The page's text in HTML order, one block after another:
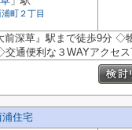
町２丁目
深草』駅まで徒歩9分 ◇
通便利な３WAYアクセス
浦住宅